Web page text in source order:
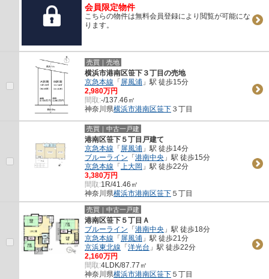
会員限定物件
こちらの物件は無料会員登録により閲覧が可能にな
ります。
売買｜売地
横浜市港南区笹下３丁目の売地
京急本線 「屏風浦 」駅 徒歩15分
2,980万円
間取:-/137.46㎡
神奈川県横浜市港南区笹下 ３丁目
売買｜中古一戸建
港南区笹下５丁目戸建て
京急本線 「屏風浦 」駅 徒歩14分
ブルーライン 「港南中央 」駅 徒歩15分
京急本線 「上大岡 」駅 徒歩22分
3,380万円
間取:1R/41.46㎡
神奈川県横浜市港南区笹下 ５丁目
売買｜中古一戸建
港南区笹下５丁目Ａ
ブルーライン 「港南中央 」駅 徒歩18分
京急本線 「屏風浦 」駅 徒歩21分
京浜東北線 「洋光台 」駅 徒歩22分
2,160万円
間取:4LDK/87.77㎡
神奈川県横浜市港南区笹下 ５丁目